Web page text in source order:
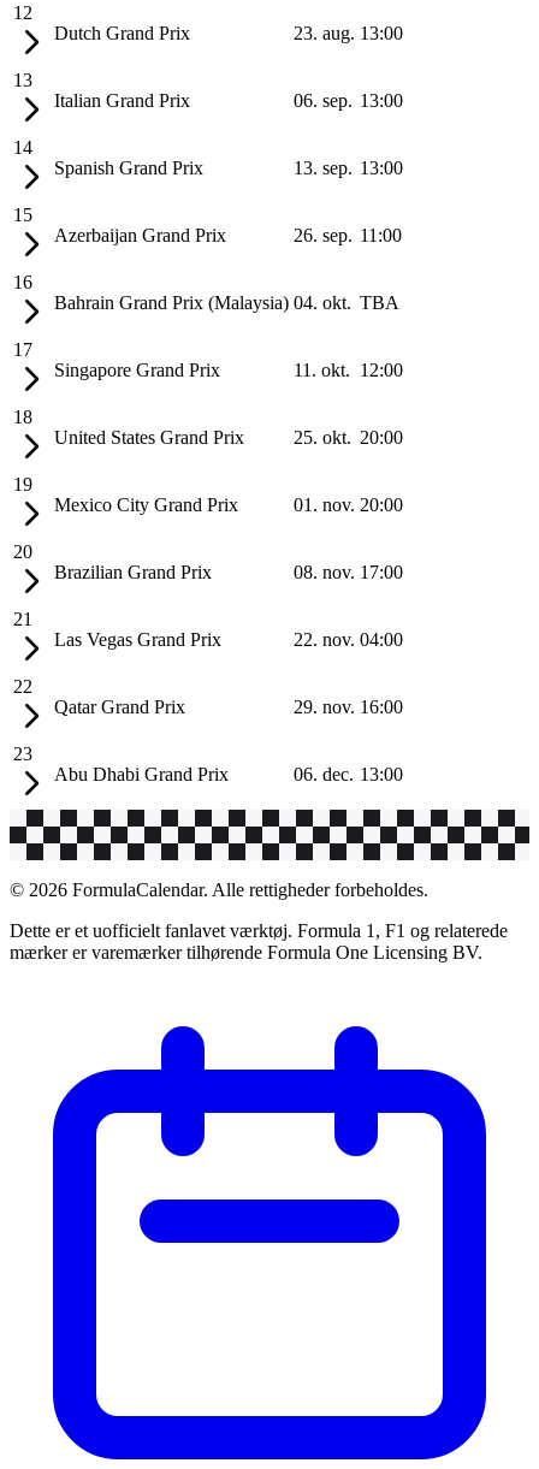
12
Dutch Grand Prix
23. aug. 13:00
13
Italian Grand Prix
06. sep. 13:00
14
Spanish Grand Prix
13. sep. 13:00
15
Azerbaijan Grand Prix
26. sep. 11:00
16
Bahrain Grand Prix (Malaysia) 04. okt. TBA
17
Singapore Grand Prix
11. okt. 12:00
18
United States Grand Prix
25. okt. 20:00
19
Mexico City Grand Prix
01. nov. 20:00
20
Brazilian Grand Prix
08. nov. 17:00
21
Las Vegas Grand Prix
22. nov. 04:00
22
Qatar Grand Prix
29. nov. 16:00
23
Abu Dhabi Grand Prix
06. dec. 13:00
© 2026 FormulaCalendar. Alle rettigheder forbeholdes.
Dette er et uofficielt fanlavet værktøj. Formula 1, F1 og relaterede
mærker er varemærker tilhørende Formula One Licensing BV.